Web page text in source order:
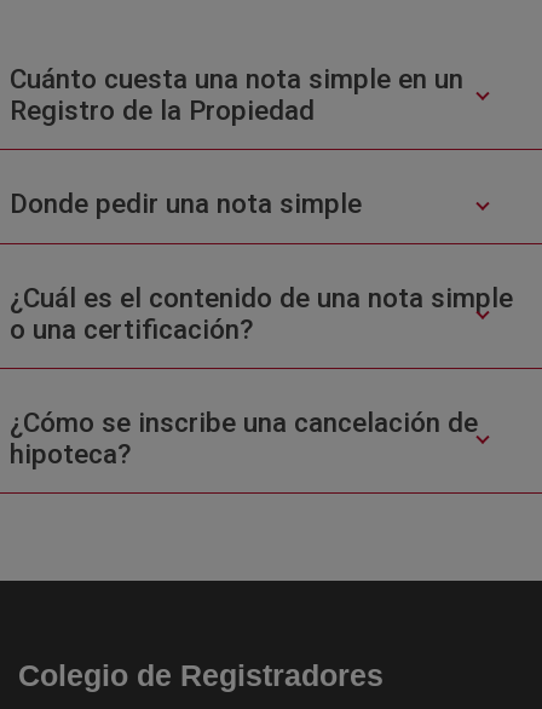
Cuánto cuesta una nota simple en un
Registro de la Propiedad
Donde pedir una nota simple
¿Cuál es el contenido de una nota simple
o una certificación?
¿Cómo se inscribe una cancelación de
hipoteca?
Colegio de Registradores